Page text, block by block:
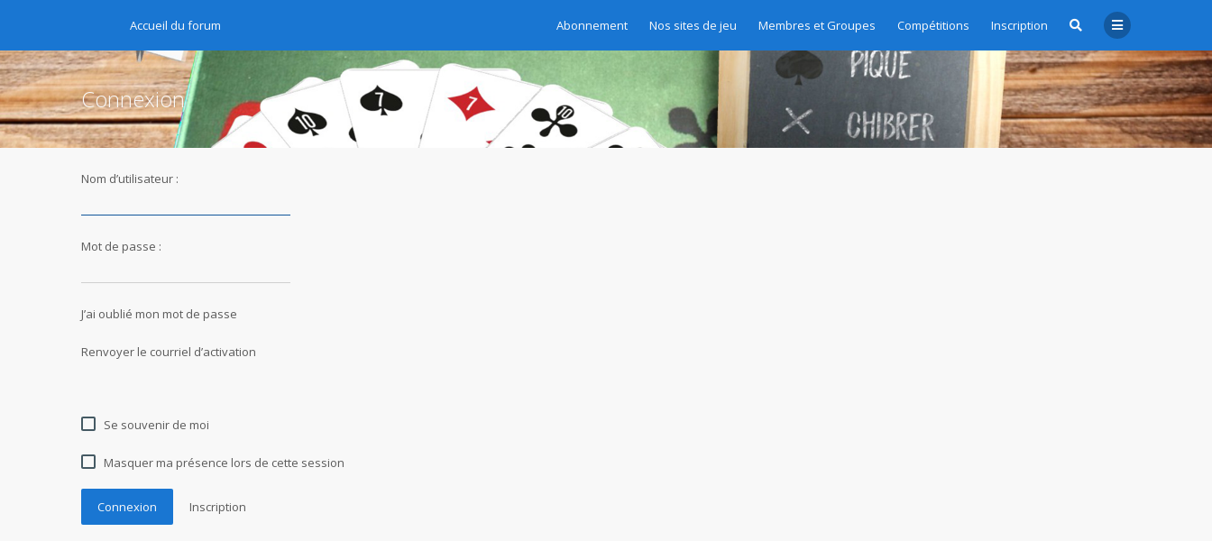
Abonnement Nos sites de jeu Membres et Groupes Compétitions Inscription
Accueil du forum
Connexion
Nom d’utilisateur :
Mot de passe :
J’ai oublié mon mot de passe
Renvoyer le courriel d’activation
Se souvenir de moi
Masquer ma présence lors de cette session
Connexion Inscription